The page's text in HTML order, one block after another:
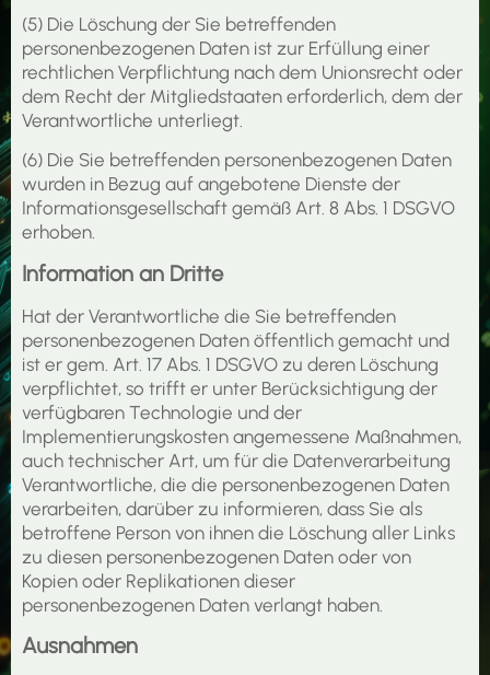
(5) Die Löschung der Sie betreffenden
personenbezogenen Daten ist zur Erfüllung einer
rechtlichen Verpflichtung nach dem Unionsrecht oder
dem Recht der Mitgliedstaaten erforderlich, dem der
Verantwortliche unterliegt.
(6) Die Sie betreffenden personenbezogenen Daten
wurden in Bezug auf angebotene Dienste der
Informationsgesellschaft gemäß Art. 8 Abs. 1 DSGVO
erhoben.
Information an Dritte
Hat der Verantwortliche die Sie betreffenden
personenbezogenen Daten öffentlich gemacht und
ist er gem. Art. 17 Abs. 1 DSGVO zu deren Löschung
verpflichtet, so trifft er unter Berücksichtigung der
verfügbaren Technologie und der
Implementierungskosten angemessene Maßnahmen,
auch technischer Art, um für die Datenverarbeitung
Verantwortliche, die die personenbezogenen Daten
verarbeiten, darüber zu informieren, dass Sie als
betroffene Person von ihnen die Löschung aller Links
zu diesen personenbezogenen Daten oder von
Kopien oder Replikationen dieser
personenbezogenen Daten verlangt haben.
Ausnahmen